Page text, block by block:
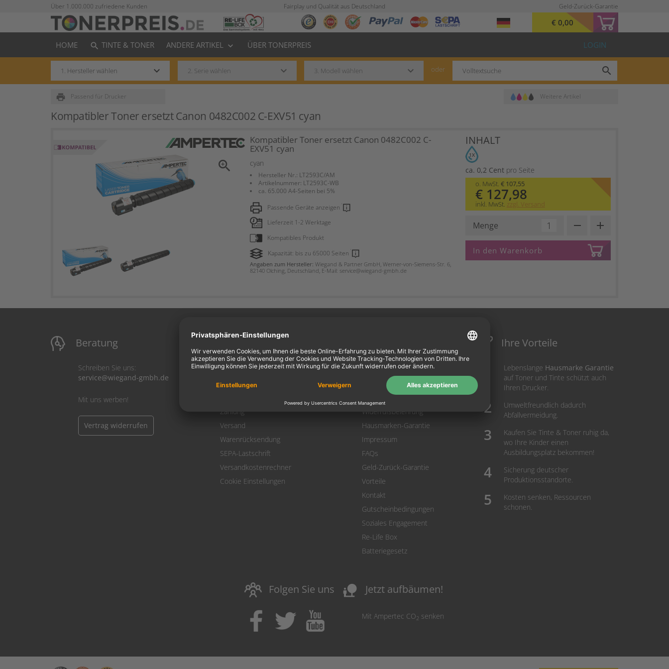
Über 1.000.000 zufriedene Kunden Fairplay und Qualität aus Deutschland Geld-Zurück-Garantie
€ 0,00
HOME search TINTE & TONER ANDERE ARTIKEL keyboard_arrow_down ÜBER TONERPREIS LOGIN
keyboard_arrow_down keyboard_arrow_down keyboard_arrow_down oder search
Passend für Drucker
print Weitere Artikel
Kompatibler Toner ersetzt Canon 0482C002 C-EXV51 cyan
zoom_in
Kompatibler Toner ersetzt Canon 0482C002 C-
EXV51 cyan
cyan
Hersteller Nr.: LT2593C/AM
Artikelnummer: LT2593C-WB
ca. 65.000 A4-Seiten bei 5%
Passende Geräte anzeigen
Lieferzeit 1-2 Werktage
Kompatibles Produkt
Kapazität: bis zu 65000 Seiten
Angaben zum Hersteller: Wiegand & Partner GmbH, Werner-von-Siemens-Str. 6,
82140 Olching, Deutschland, E-Mail: service@wiegand-gmbh.de
INHALT
1X
ca. 0,2 Centpro Seite
o. MwSt. € 107,55
€ 127,98
inkl. MwSt. zzgl. Versand
Menge remove add
In den Warenkorb
Beratung
Schreiben Sie uns:
service@wiegand-gmbh.de
Mit uns werben!
Vertrag widerrufen
Mein Konto
Login
Zahlung
Versand
Warenrücksendung
SEPA-Lastschrift
Versandkostenrechner
Cookie Einstellungen
Über uns
Datenschutz
Widerrufsbelehrung
Hausmarken-Garantie
Impressum
FAQs
Geld-Zurück-Garantie
Vorteile
Kontakt
Gutscheinbedingungen
Soziales Engagement
Re-Life Box
Batteriegesetz
Ihre Vorteile
Lebenslange Hausmarke Garantie
auf Toner und Tinte schützt auch
Ihren Drucker.
Umweltfreundlich dadurch
Abfallvermeidung.
Kaufen Sie Tinte & Toner ruhig da,
wo Ihre Kinder einen
Ausbildungsplatz bekommen!
Sicherung deutscher
Produktionsstandorte.
Kosten senken, Ressourcen
schonen.
Folgen Sie uns nature_people Jetzt aufbäumen!
Mit Ampertec CO2 senken